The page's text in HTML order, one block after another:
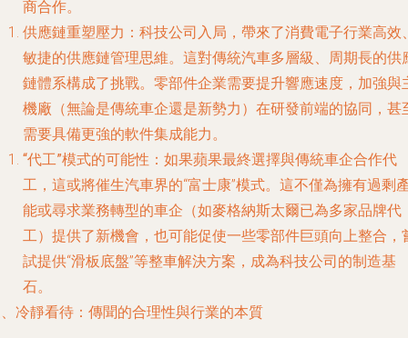
商合作。
供應鏈重塑壓力 ：科技公司入局，帶來了消費電子行業高效
敏捷的供應鏈管理思維。這對傳統汽車多層級、周期長的供
鏈體系構成了挑戰。零部件企業需要提升響應速度，加強與
機廠（無論是傳統車企還是新勢力）在研發前端的協同，甚
需要具備更強的軟件集成能力。
“代工”模式的可能性 ：如果蘋果最終選擇與傳統車企合作代
工，這或將催生汽車界的“富士康”模式。這不僅為擁有過剩
能或尋求業務轉型的車企（如麥格納斯太爾已為多家品牌代
工）提供了新機會，也可能促使一些零部件巨頭向上整合，
試提供“滑板底盤”等整車解決方案，成為科技公司的制造基
石。
冷靜看待：傳聞的合理性與行業的本質